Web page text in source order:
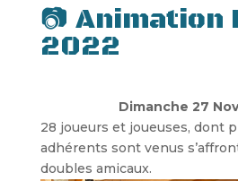
📷 Animation
2022
Dimanche 27
28 joueurs et joueuses, dont
adhérents sont venus
doubles amicaux.